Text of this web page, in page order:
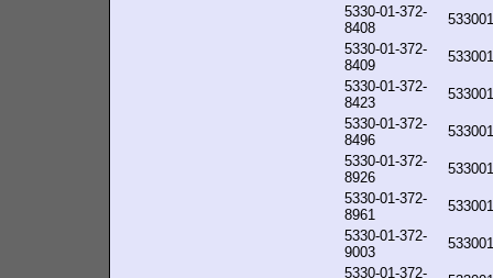
5330-01-372-
8408
5330-01-372-
8409
5330-01-372-
8423
5330-01-372-
8496
5330-01-372-
8926
5330-01-372-
8961
5330-01-372-
9003
5330-01-372-